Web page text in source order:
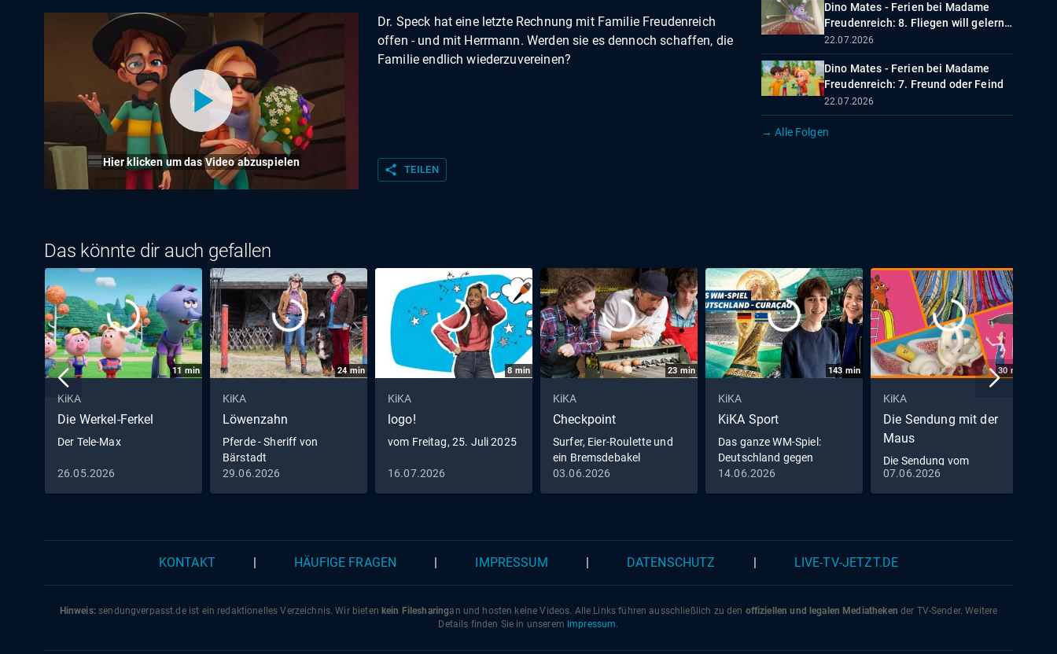
Hier klicken um das Video abzuspielen
Dr. Speck hat eine letzte Rechnung mit Familie Freudenreich
offen - und mit Herrmann. Werden sie es dennoch schaffen, die
Familie endlich wiederzuvereinen?
share TEILEN
Dino Mates - Ferien bei Madame
Freudenreich: 8. Fliegen will gelernt
sein
22.07.2026
Dino Mates - Ferien bei Madame
Freudenreich: 7. Freund oder Feind
22.07.2026
→ Alle Folgen
Das könnte dir auch gefallen
11 min
KiKA
Die Werkel-Ferkel
Der Tele-Max
26.05.2026
24min
KiKA
Löwenzahn
Pferde - Sheriff von
Bärstadt
29.06.2026
8 min
KiKA
logo!
vom Freitag, 25. Juli 2025
16.07.2026
23 min
KiKA
Checkpoint
Surfer, Eier-Roulette und
ein Bremsdebakel
03.06.2026
143 min
KiKA
KiKA Sport
Das ganze WM-Spiel:
Deutschland gegen
Curaçao
14.06.2026
30 min
KiKA
Die Sendung mit der
Maus
Die Sendung vom
07.06.2026
07.06.2026
KONTAKT HÄUFIGE FRAGEN IMPRESSUM DATENSCHUTZ LIVE-TV-JETZT.DE
Hinweis:sendungverpasst.deist ein redaktionelles Verzeichnis. Wir bieten kein Filesharingan und hosten keine Videos. Alle Links führen ausschließlich zu den offiziellen und legalen Mediatheken der TV-Sender. Weitere
Details finden Sie in unserem Impressum.